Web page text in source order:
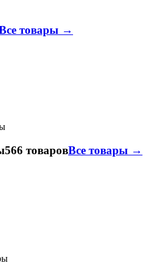
товары →
566 товаровВсе товары →